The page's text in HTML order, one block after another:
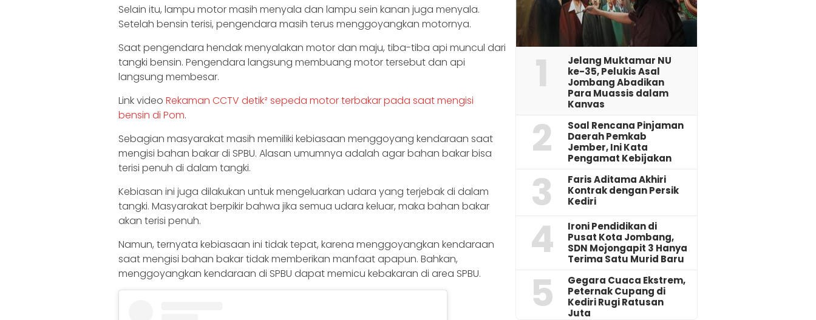
Selain itu, lampu motor masih menyala dan lampu sein kanan juga menyala.
Setelah bensin terisi, pengendara masih terus menggoyangkan motornya.
Saat pengendara hendak menyalakan motor dan maju, tiba-tiba api muncul dari
tangki bensin. Pengendara langsung membuang motor tersebut dan api
langsung membesar.
Link video Rekaman CCTV detik² sepeda motor terbakar pada saat mengisi
bensin di Pom.
Sebagian masyarakat masih memiliki kebiasaan menggoyang kendaraan saat
mengisi bahan bakar di SPBU. Alasan umumnya adalah agar bahan bakar bisa
terisi penuh di dalam tangki.
Kebiasan ini juga dilakukan untuk mengeluarkan udara yang terjebak di dalam
tangki. Masyarakat berpikir bahwa jika semua udara keluar, maka bahan bakar
akan terisi penuh.
Namun, ternyata kebiasaan ini tidak tepat, karena menggoyangkan kendaraan
saat mengisi bahan bakar tidak memberikan manfaat apapun. Bahkan,
menggoyangkan kendaraan di SPBU dapat memicu kebakaran di area SPBU.
1
Jelang Muktamar NU
ke-35, Pelukis Asal
Jombang Abadikan
Para Muassis dalam
Kanvas
2
‎Soal Rencana Pinjaman
Daerah Pemkab
Jember, Ini Kata
Pengamat Kebijakan ‎
3
Faris Aditama Akhiri
Kontrak dengan Persik
Kediri
4
Ironi Pendidikan di
Pusat Kota Jombang,
SDN Mojongapit 3 Hanya
Terima Satu Murid Baru
5
‎Gegara Cuaca Ekstrem,
Peternak Cupang di
Kediri Rugi Ratusan
Juta